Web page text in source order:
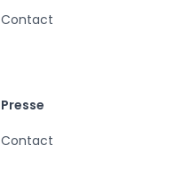
Contact
Presse
Contact